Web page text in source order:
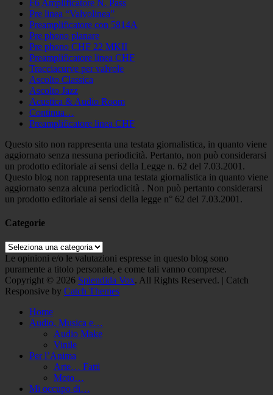
F6 Amplificatore N. Pass
Pre linea “Valvolinea”
Preamplificatore con 5814A
Pre phono planare
Pre phono CHF 22 MKII
Preamplificatore linea CHF
Tracciacurve per valvole
Ascolto Classica
Ascolto Jazz
Acustica & Audio Room
Continua…
Preamplificatore linea CHF
Questo sito non rappresenta una testata giornalistica, in quanto viene
aggiornato senza nessuna periodicità. Pertanto, non può considerarsi
un prodotto editoriale ai sensi della Legge n. 62 del 7.03.2001.
Questo blog non rappresenta una testata giornalistica in quanto viene
aggiornato senza alcuna periodicità . Non può pertanto considerarsi
un prodotto editoriale ai sensi della legge n° 62 del 7.03.2001.
Categorie
Categorie
Le opinioni e/o le valutazioni espresse in questo blog sono
puramente a titolo personale, e come tali vanno comprese.
Copyright © 2026 Splendida Vox. All Rights Reserved. | Catch
Responsive by Catch Themes
Home
Audio, Musica e…
Audio Make
Vinile
Per l’Anima
Arte… Fatti
Moto…
Mi occupo di…